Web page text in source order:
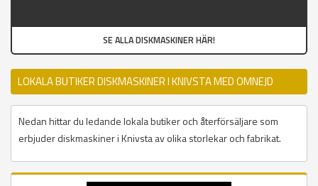
SE ALLA DISKMASKINER HÄR!
LOKALA BUTIKER DISKMASKINER I KNIVSTA MED OMNEJD
Nedan hittar du ledande lokala butiker och återförsäljare som
erbjuder diskmaskiner i Knivsta av olika storlekar och fabrikat.